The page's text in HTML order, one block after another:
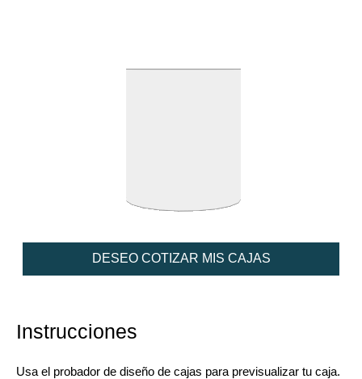
Instrucciones
Usa el probador de diseño de cajas para previsualizar tu caja.
DESEO COTIZAR MIS CAJAS